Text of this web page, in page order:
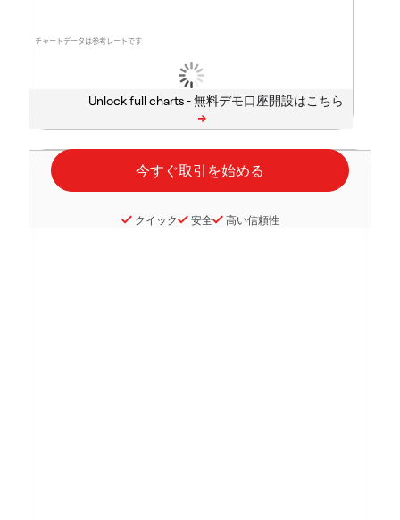
チャートデータは参考レートです
Unlock full charts -
クイック 安全 高い信頼性